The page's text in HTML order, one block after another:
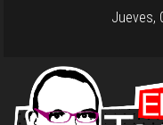
Jueves,